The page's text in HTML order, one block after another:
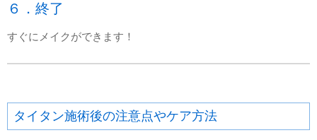
６．終了
すぐにメイクができます！
タイタン施術後の注意点やケア方法